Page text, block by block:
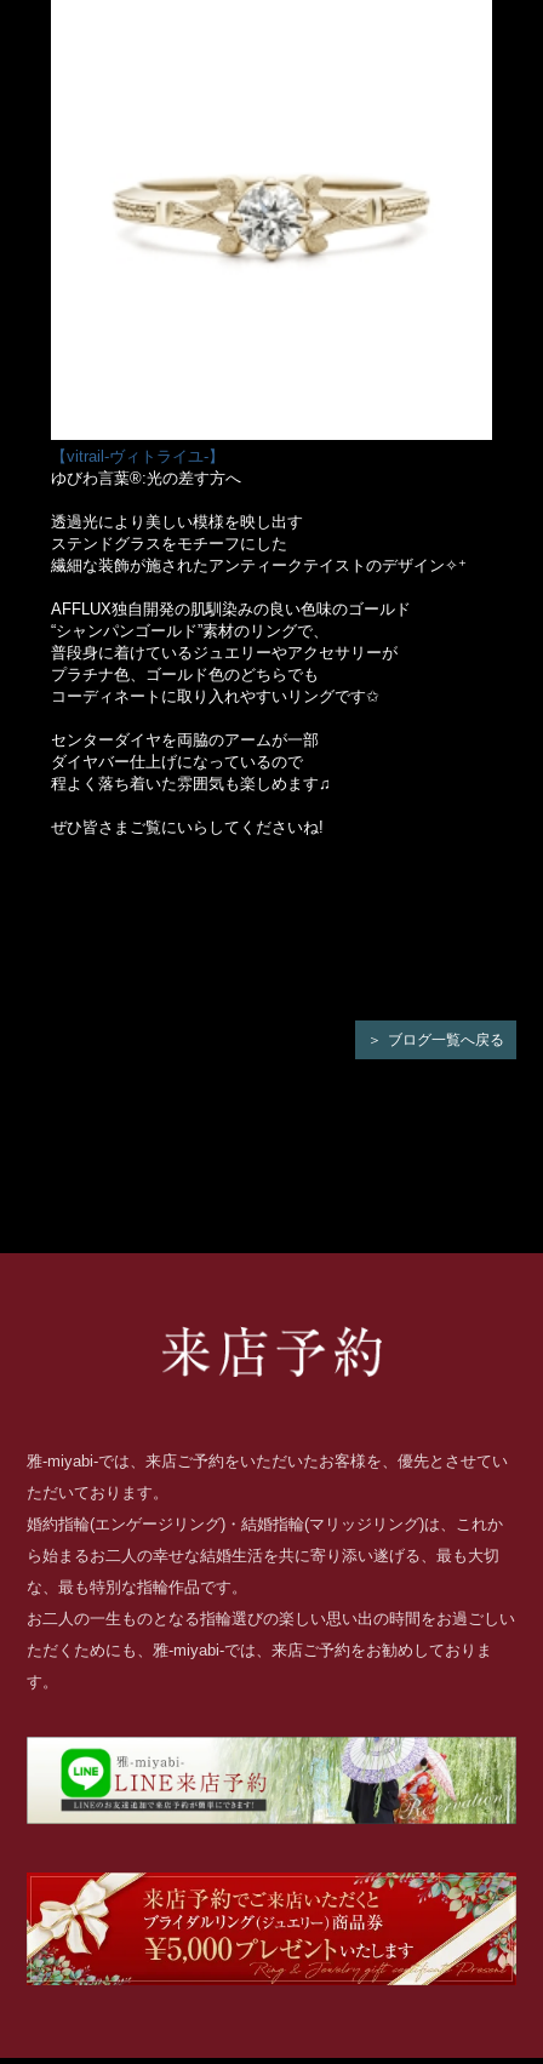
【vitrail-ヴィトライユ-】
ゆびわ言葉®:光の差す方へ
透過光により美しい模様を映し出す
ステンドグラスをモチーフにした
繊細な装飾が施されたアンティークテイストのデザイン✧⁺
AFFLUX独自開発の肌馴染みの良い色味のゴールド
“シャンパンゴールド”素材のリングで、
普段身に着けているジュエリーやアクセサリーが
プラチナ色、ゴールド色のどちらでも
コーディネートに取り入れやすいリングです✩
センターダイヤを両脇のアームが一部
ダイヤバー仕上げになっているので
程よく落ち着いた雰囲気も楽しめます♫
ぜひ皆さまご覧にいらしてくださいね!
ブログ一覧へ戻る
雅-miyabi-では、来店ご予約をいただいたお客様を、優先とさせてい
ただいております。
婚約指輪(エンゲージリング)・結婚指輪(マリッジリング)は、これか
ら始まるお二人の幸せな結婚生活を共に寄り添い遂げる、最も大切
な、最も特別な指輪作品です。
お二人の一生ものとなる指輪選びの楽しい思い出の時間をお過ごしい
ただくためにも、雅-miyabi-では、来店ご予約をお勧めしておりま
す。